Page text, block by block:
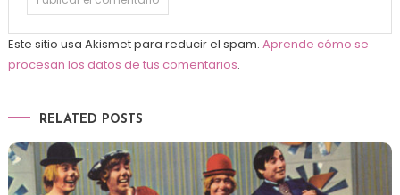
Este sitio usa Akismet para reducir el spam. Aprende cómo se
procesan los datos de tus comentarios.
RELATED POSTS